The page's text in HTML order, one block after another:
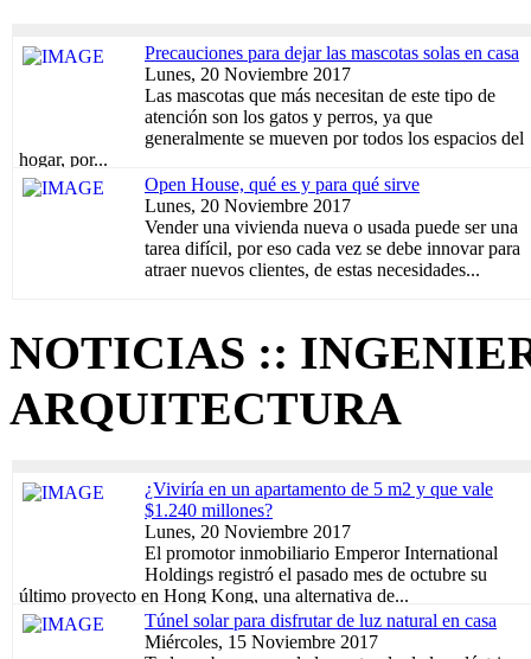
Precauciones para dejar las mascotas solas en casa
Lunes, 20 Noviembre 2017
Las mascotas que más necesitan de este tipo de
atención son los gatos y perros, ya que
generalmente se mueven por todos los espacios del
hogar, por...
Open House, qué es y para qué sirve
Lunes, 20 Noviembre 2017
Vender una vivienda nueva o usada puede ser una
tarea difícil, por eso cada vez se debe innovar para
atraer nuevos clientes, de estas necesidades...
NOTICIAS ::
ARQUITECTURA
¿Viviría en un apartamento de 5 m2 y que vale
$1.240 millones?
Lunes, 20 Noviembre 2017
El promotor inmobiliario Emperor International
Holdings registró el pasado mes de octubre su
último proyecto en Hong Kong, una alternativa de...
Túnel solar para disfrutar de luz natural en casa
Miércoles, 15 Noviembre 2017